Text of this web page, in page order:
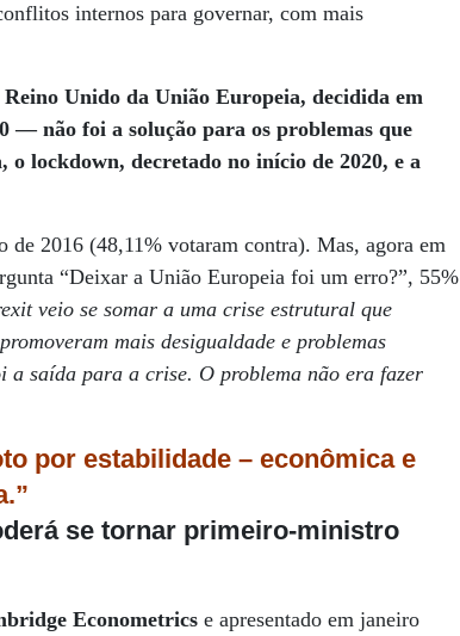
internos para governar, com mais
Unido da União Europeia, decidida em
— não foi a solução para os problemas que
o lockdown, decretado no início de 2020, e a
2016 (48,11% votaram contra). Mas, agora em
“Deixar a União Europeia foi um erro?”, 55%
veio se somar a uma crise estrutural que
mais desigualdade e problemas
a saída para a crise. O problema não era fazer
por estabilidade – econômicae
se tornar primeiro-ministro
Econometrics e apresentado em janeiro